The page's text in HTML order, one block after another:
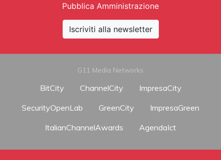
Pubblica Amministrazione
Iscriviti alla newsletter
G11 Media Networks
BitCity ChannelCity
ImpresaCity
SecurityOpenLab
GreenCity
ImpresaGreen
ItalianChannelAwards
AgendaIct